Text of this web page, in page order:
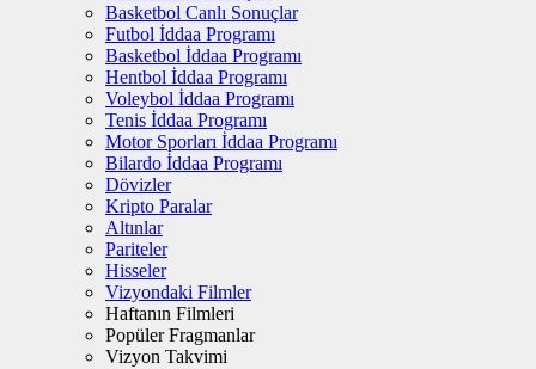
Basketbol Canlı Sonuçlar
Futbol İddaa Programı
Basketbol İddaa Programı
Hentbol İddaa Programı
Voleybol İddaa Programı
Tenis İddaa Programı
Motor Sporları İddaa Programı
Bilardo İddaa Programı
Dövizler
Kripto Paralar
Altınlar
Pariteler
Hisseler
Vizyondaki Filmler
Haftanın Filmleri
Popüler Fragmanlar
Vizyon Takvimi